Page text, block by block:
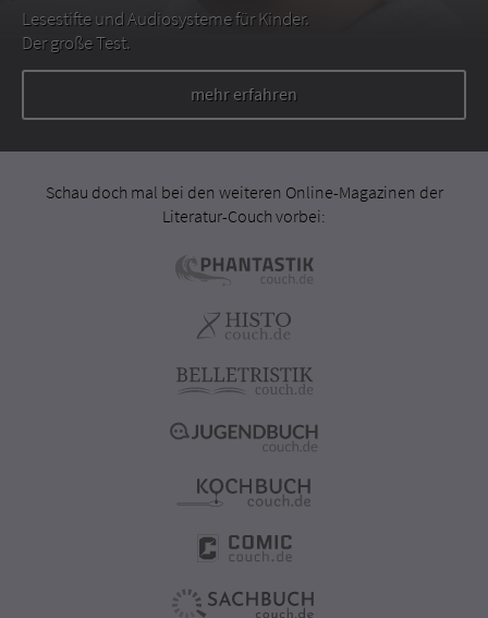
Lesestifte und Audiosysteme für Kinder.
Der große Test.
mehr erfahren
Schau doch mal bei den weiteren Online-Magazinen der
Literatur-Couch vorbei: